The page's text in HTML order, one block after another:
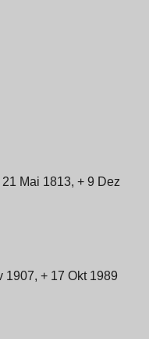
21 Mai 1813, + 9 Dez
1907, + 17 Okt 1989